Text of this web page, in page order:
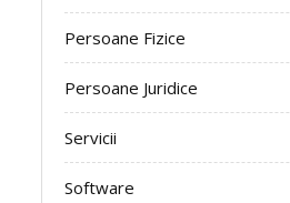
Persoane Fizice
Persoane Juridice
Servicii
Software